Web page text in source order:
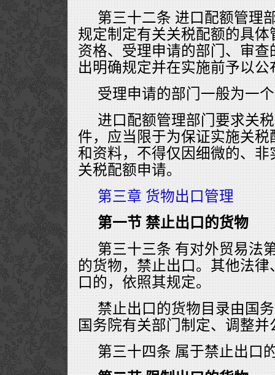
第三十二条 进口配额管理
规定制定有关关税配额的具
资格、受理申请的部门、审
出明确规定并在实施前予以公
受理申请的部门一般为一
进口配额管理部门要求关
件，应当限于为保证实施关
和资料，不得仅因细微的、
关税配额申请。
第三章 货物出口管理
第一节 禁止出口的货物
第三十三条 有对外贸易法
的货物，禁止出口。其他法
口的，依照其规定。
禁止出口的货物目录由国
国务院有关部门制定、调整并
第三十四条 属于禁止出口